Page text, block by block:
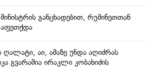
განცხადებით, რუმინეთთან
აი, ამაზე უნდა აღიძრას
გვარამია ირაკლი კობახიძის